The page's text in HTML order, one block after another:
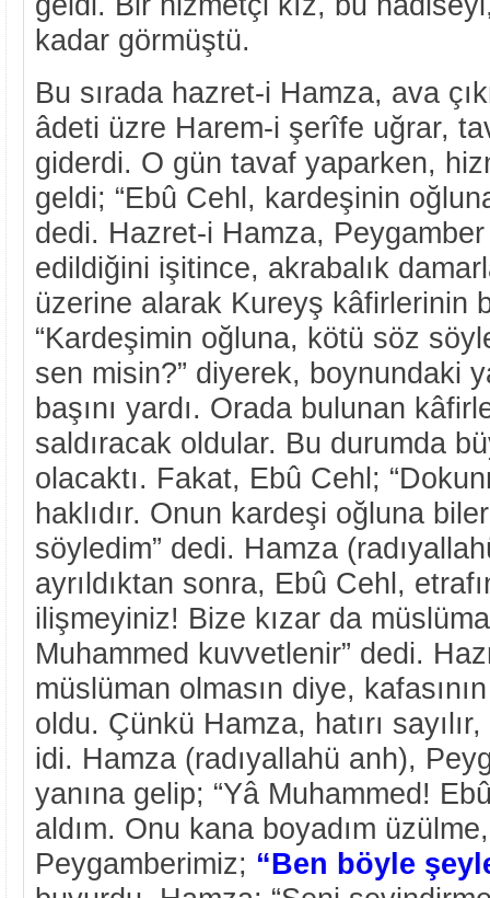
kadar görmüştü.
Bu sırada hazret-i Hamza, ava
âdeti üzre Harem-i şerîfe uğrar,
giderdi. O gün tavaf yaparken,
geldi; “Ebû Cehl, kardeşinin
dedi. Hazret-i Hamza,
edildiğini işitince, akrabalık
üzerine alarak Kureyş kâfirlerinin
“Kardeşimin oğluna, kötü söz
sen misin?” diyerek, boynundaki
başını yardı. Orada bulunan
saldıracak oldular. Bu durumda
olacaktı. Fakat, Ebû Cehl;
haklıdır. Onun kardeşi oğluna
söyledim” dedi. Hamza
ayrıldıktan sonra, Ebû Cehl,
ilişmeyiniz! Bize kızar da
Muhammed kuvvetlenir” dedi.
müslüman olmasın diye,
oldu. Çünkü Hamza, hatırı
idi. Hamza (radıyallahü anh),
yanına gelip; “Yâ Muhammed!
aldım. Onu kana boyadım
Peygamberimiz; “Ben böyle